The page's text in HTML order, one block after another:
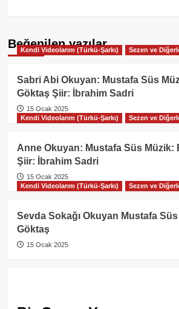
Beğenilen yazılar
Kendi Videolarım (Türkü-Şarkı) Sezen ve
Sabri Abi Okuyan: Mustafa Süs
Göktaş Şiir: İbrahim Sadri
15 Ocak 2025
Kendi Videolarım (Türkü-Şarkı)
Sezen ve
Anne Okuyan: Mustafa Süs Müzik:
Şiir: İbrahim Sadri
15 Ocak 2025
Kendi Videolarım (Türkü-Şarkı)
Sezen ve
Sevda Sokağı Okuyan Mustafa
Göktaş
15 Ocak 2025